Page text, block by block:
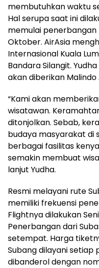
membutuhkan waktu
Hal serupa saat ini
memulai
Oktober. AirAsia
Internasional Kuala
Bandara Silangit.
akan diberikan
“Kami akan
wisatawan.
ditonjolkan. Sebab,
budaya masyarakat di
berbagai fasilitas
semakin membuat
lanjut Yudha.
Resmi melayani rute
memiliki frekuensi
Flightnya dilakukan
Penerbangan dari
setempat. Harga
Subang dilayani setiap
dibanderol dengan